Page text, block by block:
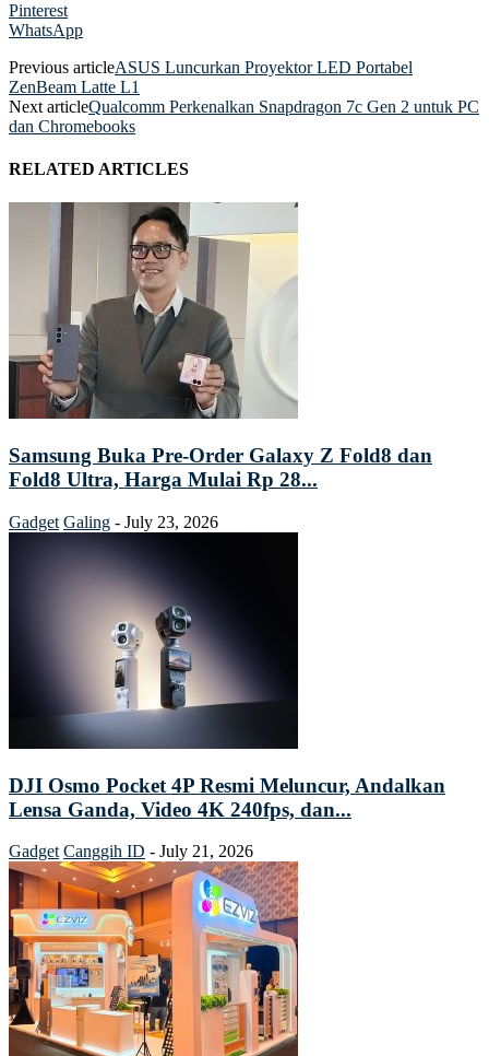
Pinterest
WhatsApp
Previous articleASUS Luncurkan Proyektor LED Portabel
ZenBeam Latte L1
Next articleQualcomm Perkenalkan Snapdragon 7c Gen 2 untuk PC
dan Chromebooks
RELATED ARTICLES
Samsung Buka Pre-Order Galaxy Z Fold8 dan
Fold8 Ultra, Harga Mulai Rp 28...
Gadget Galing - July 23, 2026
DJI Osmo Pocket 4P Resmi Meluncur, Andalkan
Lensa Ganda, Video 4K 240fps, dan...
Gadget Canggih ID - July 21, 2026